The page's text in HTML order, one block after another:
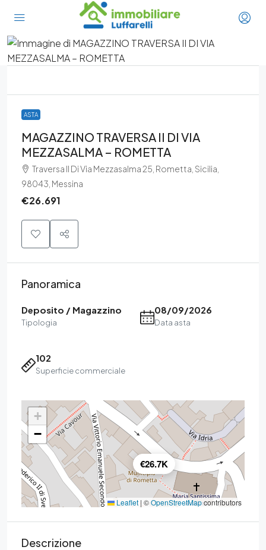
ASTA
MAGAZZINO TRAVERSA II DI VIA
MEZZASALMA – ROMETTA
Traversa II Di Via Mezzasalma 25, Rometta, Sicilia,
98043, Messina
€26.691
Panoramica
Deposito / Magazzino
Tipologia
08/09/2026
Data asta
102
Superficie commerciale
€26.7K
+
−
Leaflet| ©OpenStreetMapcontributors
Descrizione